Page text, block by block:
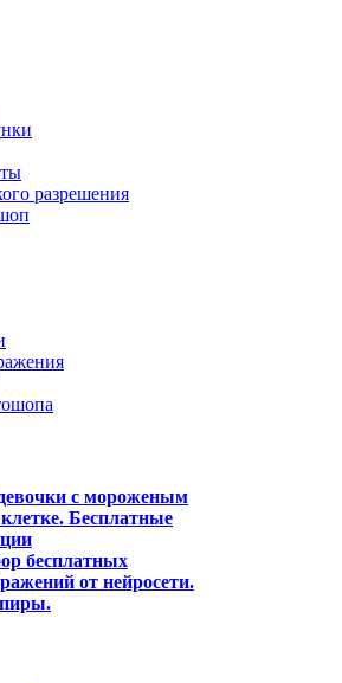
разрешения
с мороженым
Бесплатные
бесплатных
от нейросети.